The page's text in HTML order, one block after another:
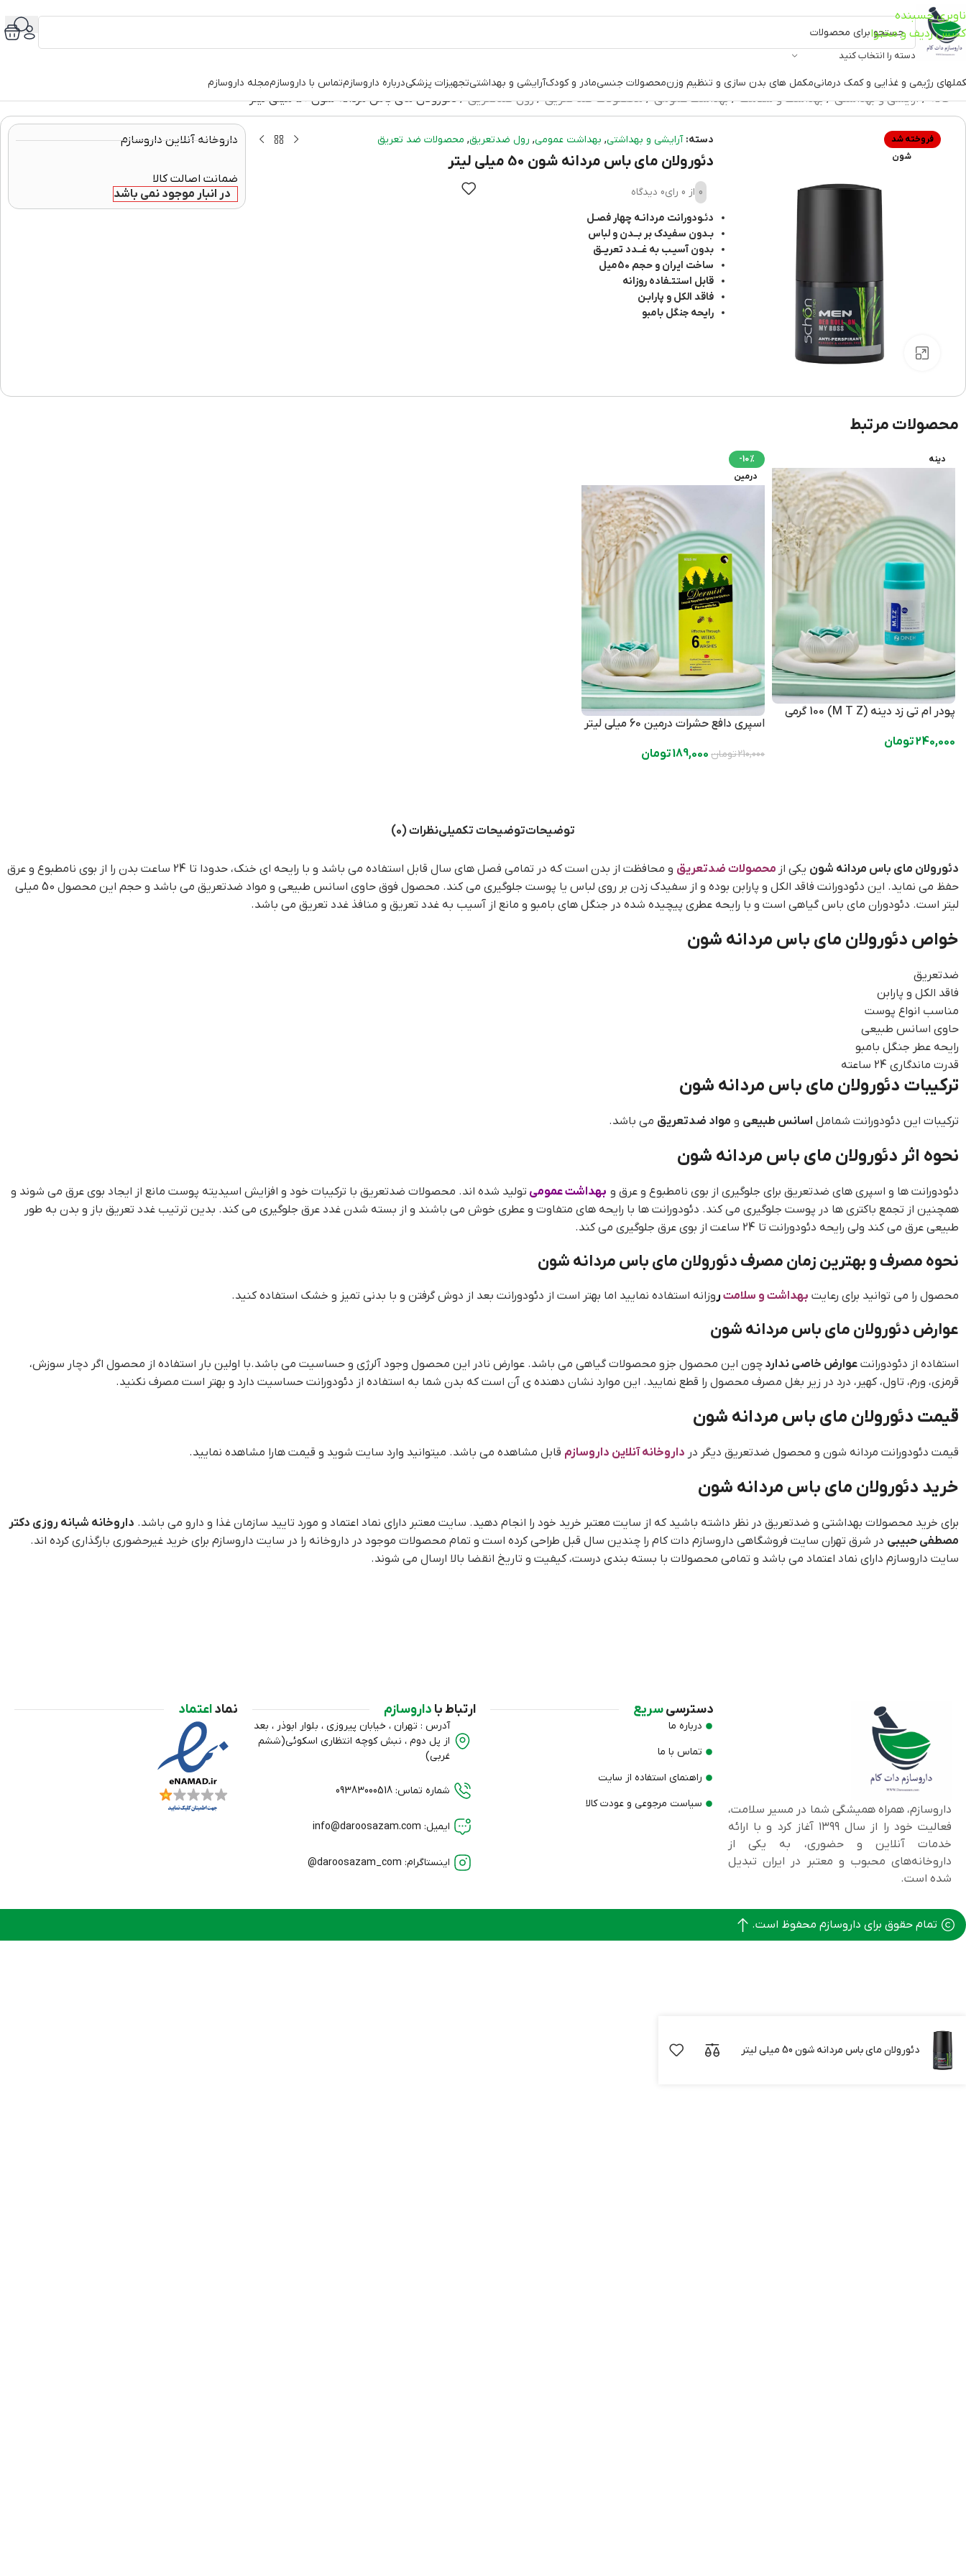
ناوبری چسبنده
کشش ردیف و محتوا
دسته را انتخاب کنید
رژیمی و غذایی و کمک درمانیمکمل های بدن سازی و تنظیم وزنمحصولات جنسیمادر و کودکآرایشی و بهداشتیتجهیزات پزشکیدرباره داروسازمتماس با داروسازممجله داروسازم
خانه آرایشی و بهداشتی بهداشت و سلامت بهداشت عمومی محصولات ضد تعریق رول ضدتعریق دئورولان مای باس مردانه شون 50 میلی لیتر
فروخته شد
شون
برای بزرگنمایی کلیک کنید
دسته: آرایشی و بهداشتی, بهداشت عمومی, رول ضدتعریق, محصولات ضد تعریق
دئورولان مای باس مردانه شون 50 میلی لیتر
0 از 0 رای
0 دیدگاه
دئـودورانت مردانـه چهار فصـل
بـدون سفیدک بر بــدن و لباس
بدون آسیـب به غــدد تعریــق
ساخت ایران و حجم 50میل
قابل استتـفاده روزانه
فاقد الکل و پارابـن
رایحه جنگل بامبو
داروخانه آنلاین داروسازم
ضمانت اصالت کالا
در انبار موجود نمی باشد
محصولات مرتبط
دینه
پودر ام تی زد دینه (M T Z) 100 گرمی
240,000تومان
-10%
درمین
اسپری دافع حشرات درمین 60 میلی لیتر
210,000تومان 189,000تومان
توضیحاتتوضیحات تکمیلینظرات (0)
دئورولان مای باس مردانه شون یکی از محصولات ضدتعریق
و محافظت از بدن است که در تمامی فصل های سال قابل استفاده می باشد و با رایحه ای خنک، حدودا تا 24 ساعت بدن را از بوی نامطبوع و عرق
حفظ می نماید. این دئودورانت فاقد الکل و پارابن بوده و از سفیدک زدن بر روی لباس یا پوست جلوگیری می کند. محصول فوق حاوی اسانس طبیعی و مواد ضدتعریق می باشد و حجم این محصول 50 میلی
لیتر است. دئودوران مای باس گیاهی است و با رایحه عطری پیچیده شده در جنگل های بامبو و مانع از آسیب به غدد تعریق و منافذ غدد تعریق می باشد.
خواص دئورولان مای باس مردانه شون
ضدتعریق
فاقد الکل و پارابن
مناسب انواع پوست
حاوی اسانس طبیعی
رایحه عطر جنگل بامبو
قدرت ماندگاری 24 ساعته
ترکیبات دئورولان مای باس مردانه شون
ترکیبات این دئودورانت شمامل اسانس طبیعی و مواد ضدتعریق می باشد.
نحوه اثر دئورولان مای باس مردانه شون
دئودورانت ها و اسپری های ضدتعریق برای جلوگیری از بوی نامطبوع و عرق و بهداشت عمومی تولید شده اند. محصولات ضدتعریق با ترکیبات خود و افزایش اسیدیته پوست مانع از ایجاد بوی عرق می شوند و
همچنین از تجمع باکتری ها در پوست جلوگیری می کند. دئودورانت ها با رایحه های متفاوت و عطری خوش می باشند و از بسته شدن غدد عرق جلوگیری می کند. بدین ترتیب غدد تعریق باز و بدن به طور
طبیعی عرق می کند ولی رایحه دئودورانت تا 24 ساعت از بوی عرق جلوگیری می کند.
نحوه مصرف و بهترین زمان مصرف دئورولان مای باس مردانه شون
محصول را می توانید برای رعایت بهداشت و سلامت ر وزانه استفاده نمایید اما بهتر است از دئودورانت بعد از دوش گرفتن و با بدنی تمیز و خشک استفاده کنید.
عوارض دئورولان مای باس مردانه شون
استفاده از دئودورانت عوارض خاصی ندارد چون این محصول جزو محصولات گیاهی می باشد. عوارض نادر این محصول وجود آلرژی و حساسیت می باشد.با اولین بار استفاده از محصول اگر دچار سوزش،
قرمزی، ورم، تاول، کهیر، درد در زیر بغل مصرف محصول را قطع نمایید. این موارد نشان دهنده ی آن است که بدن شما به استفاده از دئودورانت حساسیت دارد و بهتر است مصرف نکنید.
قیمت دئورولان مای باس مردانه شون
قیمت دئودورانت مردانه شون و محصول ضدتعریق دیگر در داروخانه آنلاین داروسازم قابل مشاهده می باشد. میتوانید وارد سایت شوید و قیمت هارا مشاهده نمایید.
خرید دئورولان مای باس مردانه شون
برای خرید محصولات بهداشتی و ضدتعریق در نظر داشته باشید که از سایت معتبر خرید خود را انجام دهید. سایت معتبر دارای نماد اعتماد و مورد تایید سازمان غذا و دارو می باشد. داروخانه شبانه روزی دکتر
مصطفی حبیبی در شرق تهران سایت فروشگاهی داروسازم دات کام را چندین سال قبل طراحی کرده است و تمام محصولات موجود در داروخانه را در سایت داروسازم برای خرید غیرحضوری بارگذاری کرده اند.
سایت داروسازم دارای نماد اعتماد می باشد و تمامی محصولات با بسته بندی درست، کیفیت و تاریخ انقضا بالا ارسال می شوند.
داروسازم، همراه همیشگی شما در مسیر سلامت،
فعالیت خود را از سال ۱۳۹۹ آغاز کرد و با ارائه
خدمات آنلاین و حضوری، به یکی از
داروخانه‌های محبوب و معتبر در ایران تبدیل
شده است.
دسترسیسریع
درباره ما
تماس با ما
راهنمای استفاده از سایت
سیاست مرجوعی و عودت کالا
ارتباط با داروسازم
آدرس : تهران ، خیابان پیروزی ، بلوار ابوذر ، بعد
از پل دوم ، نبش کوچه انتظاري اسکوئی(ششم
غربی)
شماره تماس: 09383000518
ایمیل: info@daroosazam.com
اینستاگرام: daroosazam_com@
نماداعتماد
تمام حقوق برای داروسازم محفوظ است.
دئورولان مای باس مردانه شون 50 میلی لیتر